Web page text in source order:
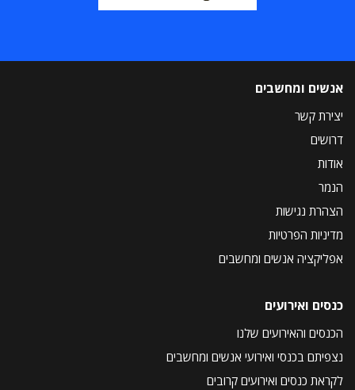
אנשים ומחשבים
יצירת קשר
דרושים
אודות
הנמר
הצהרת נגישות
מדיניות הפרטיות
אפליקציה אנשים ומחשבים
כנסים ואירועים
הכנסים והאירועים שלנו
נצפיתם בכנסי ואירועי אנשים ומחשבים
לקראת כנסים ואירועים קרובים